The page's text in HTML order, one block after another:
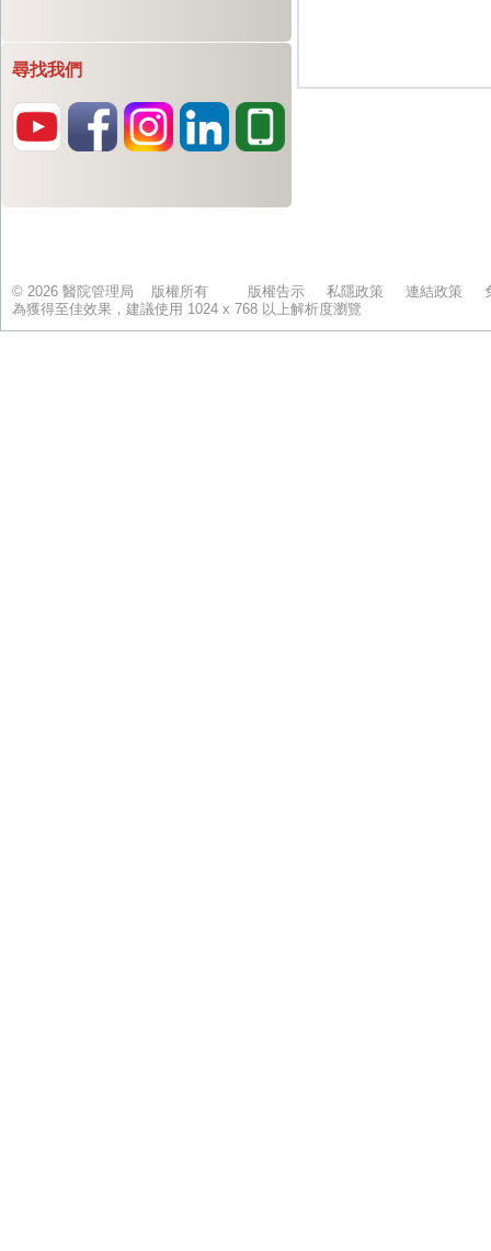
尋找我們
© 2026 醫院管理局 版權所有 版權告示 私隱政策 連結政策
為獲得至佳效果，建議使用 1024 x 768 以上解析度瀏覽